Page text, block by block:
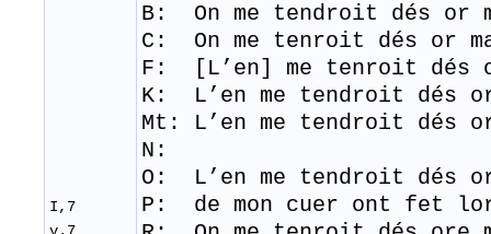
I,7
B: On me tendroit dés or
C: On me tenroit dés or
F: [L’en] me tenroit dés
K: L’en me tendroit dés
Mt: L’en me tendroit dés
N:
O: L’en me tendroit dés
P: de mon cuer ont fet